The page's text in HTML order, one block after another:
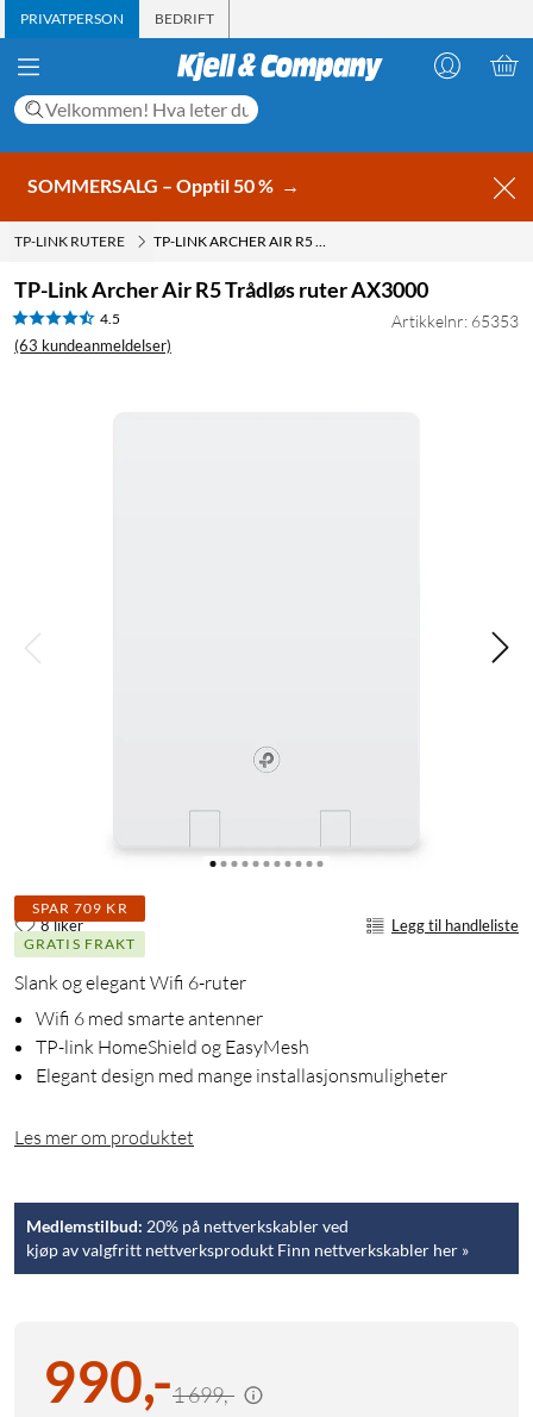
PRIVATPERSON BEDRIFT
SOMMERSALG – Opptil 50 % →
TP-LINK RUTERE TP-LINK ARCHER AIR R5 TRÅDLØS RUTER AX3000
TP-Link Archer Air R5 Trådløs ruter AX3000
4.5
(63 kundeanmeldelser)
Artikkelnr: 65353
SPAR 709 KR
GRATIS FRAKT
8 liker Legg til handleliste
Slank og elegant Wifi 6-ruter
Wifi 6 med smarte antenner
TP-link HomeShield og EasyMesh
Elegant design med mange installasjonsmuligheter
Les mer om produktet
Medlemstilbud: 20% på nettverkskabler ved
kjøp av valgfritt nettverksprodukt Finn nettverkskabler her »
990,-1 699,-